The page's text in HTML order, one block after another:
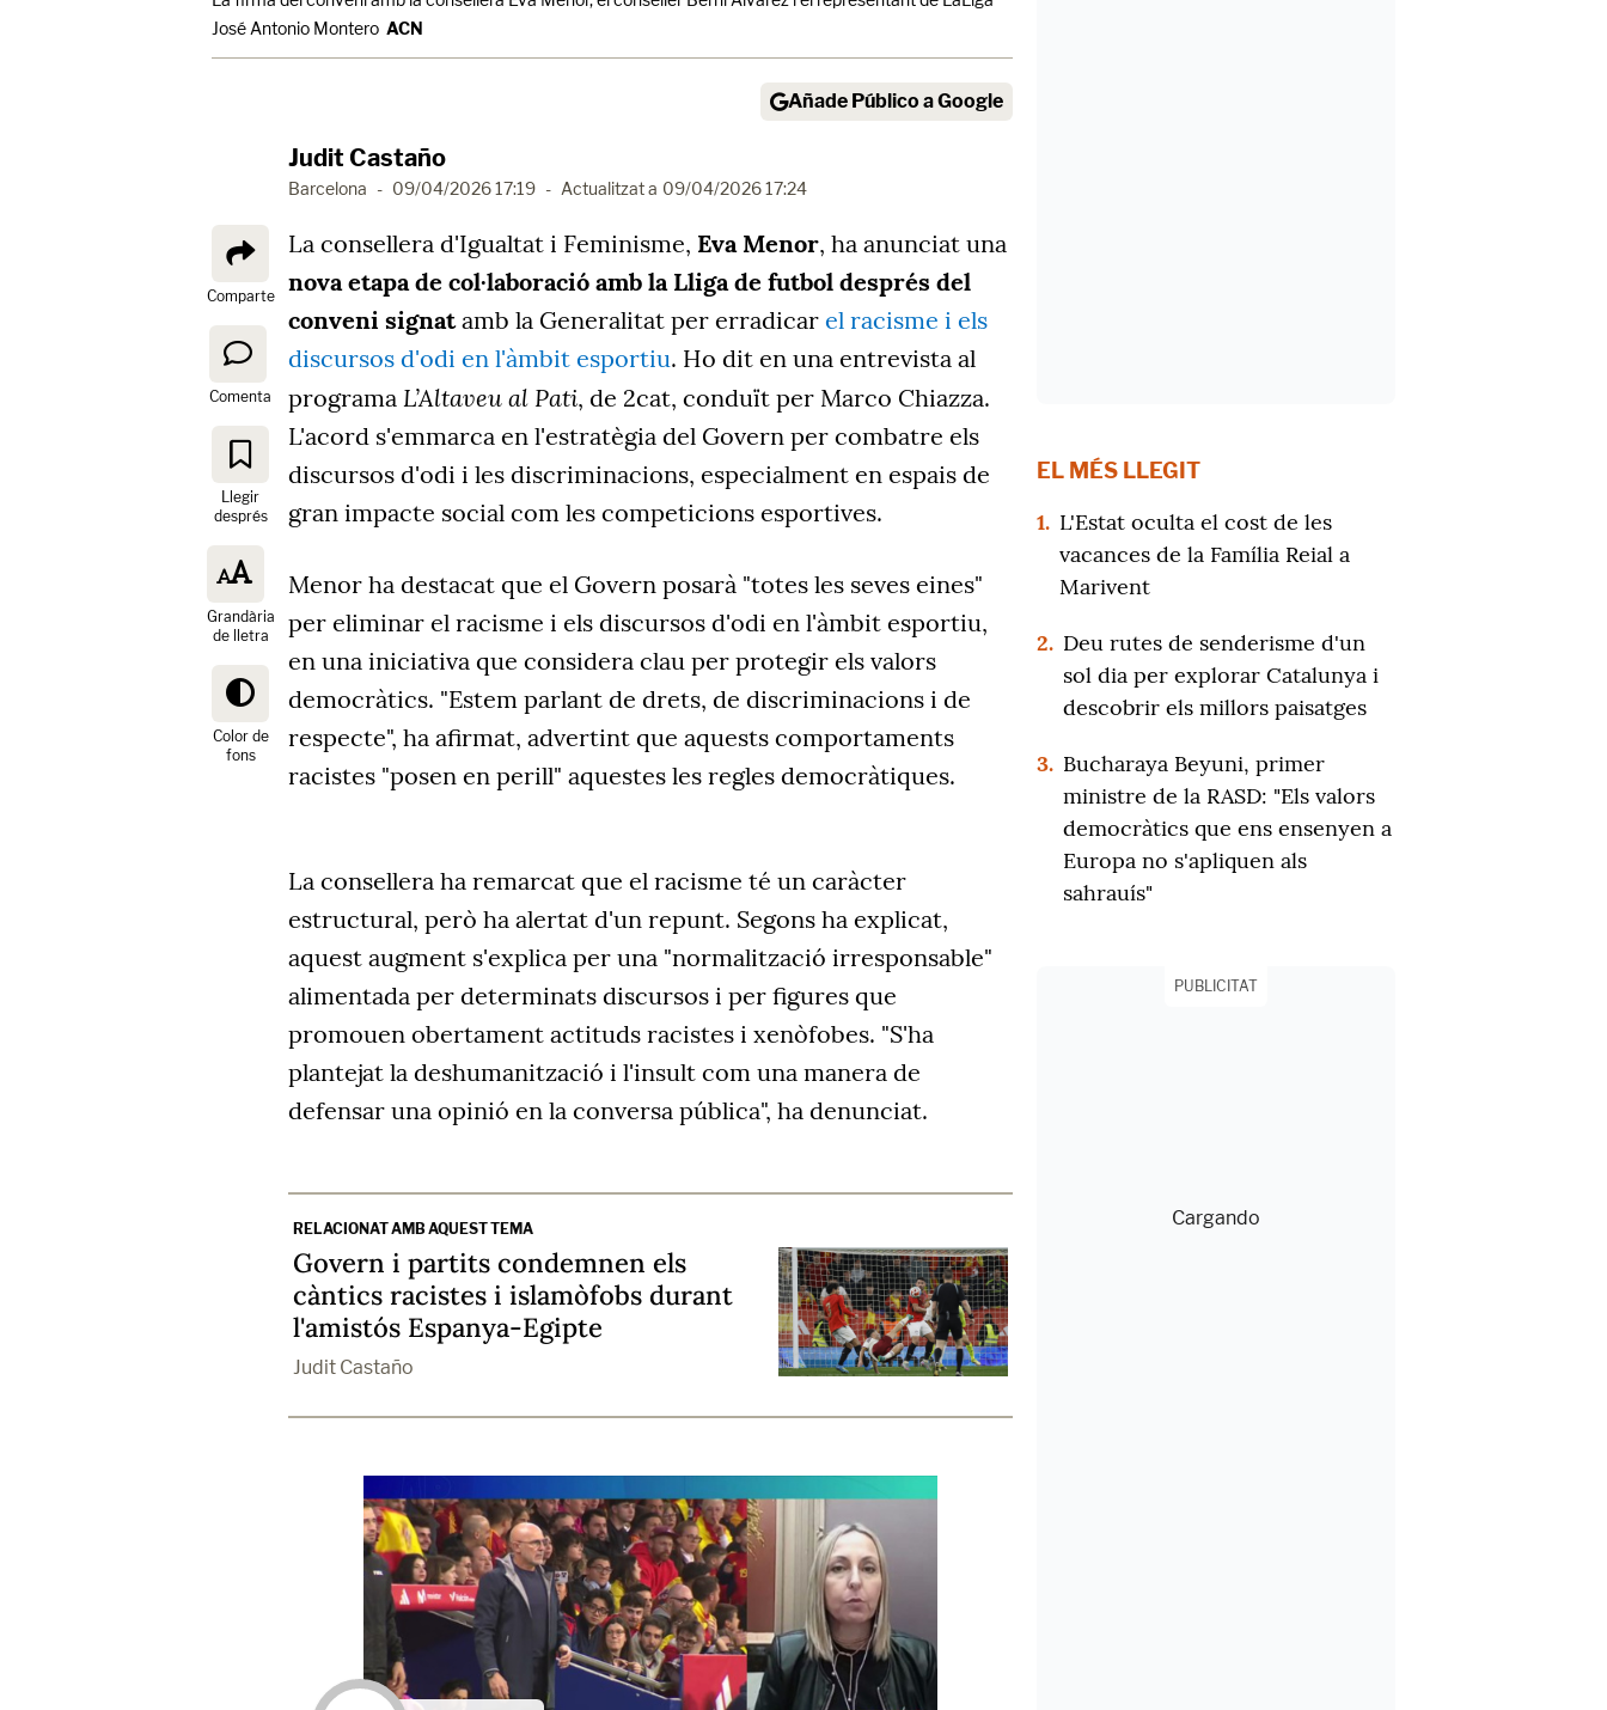
José Antonio Montero ACN
Añade Público a Google
Judit Castaño
Barcelona - 09/04/2026 17:19 - Actualitzat a 09/04/2026 17:24
Comparte
Comenta
Llegir
després
Grandària
de lletra
Color de
fons
La consellera d'Igualtat i Feminisme, Eva Menor, ha anunciat una
nova etapa de col·laboració amb la Lliga de futbol després del
conveni signatamb la Generalitat per erradicar el racisme i els
discursos d'odi en l'àmbit esportiu. Ho dit en una entrevista al
programa L’Altaveu al Pati, de 2cat, conduït per Marco Chiazza.
L'acord s'emmarca en l'estratègia del Govern per combatre els
discursos d'odi i les discriminacions, especialment en espais de
gran impacte social com les competicions esportives.
Menor ha destacat que el Govern posarà "totes les seves eines"
per eliminar el racisme i els discursos d'odi en l'àmbit esportiu,
en una iniciativa que considera clau per protegir els valors
democràtics. "Estem parlant de drets, de discriminacions i de
respecte", ha afirmat, advertint que aquests comportaments
racistes "posen en perill" aquestes les regles democràtiques.
La consellera ha remarcat que el racisme té un caràcter
estructural, però ha alertat d'un repunt. Segons ha explicat,
aquest augment s'explica per una "normalització irresponsable"
alimentada per determinats discursos i per figures que
promouen obertament actituds racistes i xenòfobes. "S'ha
plantejat la deshumanització i l'insult com una manera de
defensar una opinió en la conversa pública", ha denunciat.
RELACIONAT AMB AQUEST TEMA
Govern i partits condemnen els
càntics racistes i islamòfobs durant
l'amistós Espanya-Egipte
Judit Castaño
EL MÉS LLEGIT
1. L'Estat oculta el cost de les
vacances de la Família Reial a
Marivent
2. Deu rutes de senderisme d'un
sol dia per explorar Catalunya i
descobrir els millors paisatges
3. Bucharaya Beyuni, primer
ministre de la RASD: "Els valors
democràtics que ens ensenyen a
Europa no s'apliquen als
sahrauís"
PUBLICITAT